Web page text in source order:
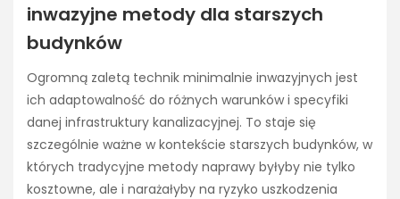
inwazyjne metody dla starszych
budynków
Ogromną zaletą technik minimalnie inwazyjnych jest
ich adaptowalność do różnych warunków i specyfiki
danej infrastruktury kanalizacyjnej. To staje się
szczególnie ważne w kontekście starszych budynków, w
których tradycyjne metody naprawy byłyby nie tylko
kosztowne, ale i narażałyby na ryzyko uszkodzenia